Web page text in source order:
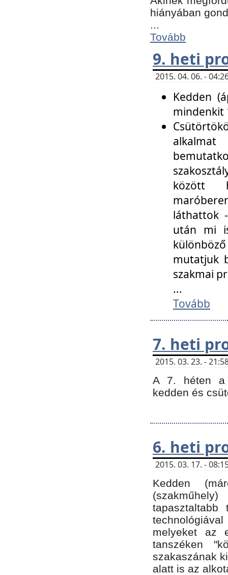
hiányában
...
Tovább
9. heti
2015. 04. 06. -
Kedden
mindenkit
között
láthattok
után mi
mutatjuk
szakmai
...
Tovább
7. heti
2015. 03. 23. -
A 7. héten a
kedden és
6. heti
2015. 03. 17. -
Kedden
tapasztaltabb
melyeket az
tanszéken
szakaszának
alatt is az